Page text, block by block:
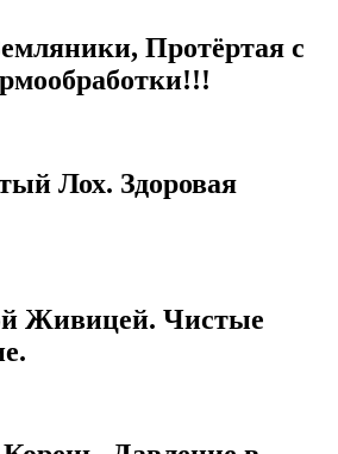
Протёртая с
Лох. Здоровая
Живицей. Чистые